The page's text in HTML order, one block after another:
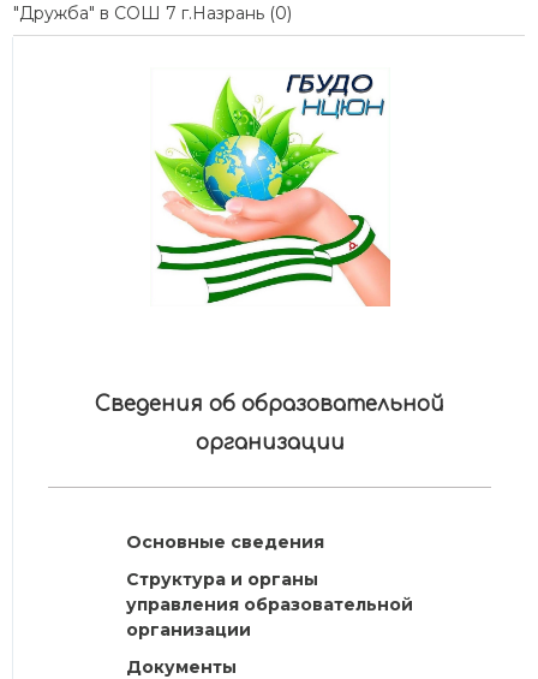
"Дружба" в СОШ 7 г.Назрань (0)
Сведения об образовательной
организации
Основные сведения
Структура и органы
управления образовательной
организации
Документы